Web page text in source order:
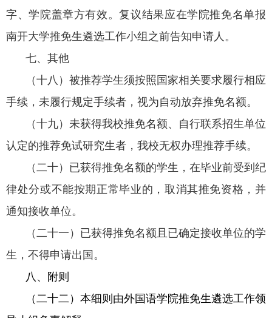
字、学院盖章方有效。复议结果应在学院推免名单报
南开大学推免生遴选工作小组之前告知申请人。
七、其他
（十八）被推荐学生须按照国家相关要求履行相应
手续，未履行规定手续者，视为自动放弃推免名额。
（十九）未获得我校推免名额、自行联系招生单位
认定的推荐免试研究生者，我校无权办理推荐手续。
（二十）已获得推免名额的学生，在毕业前受到纪
律处分或不能按期正常毕业的，取消其推免资格，并
通知接收单位。
（二十一）已获得推免名额且已确定接收单位的学
生，不得申请出国。
八、附则
（二十二）本细则由外国语学院推免生遴选工作领